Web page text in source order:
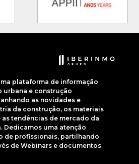
plataforma de informação
urbana e construção
as novidades e
da construção, os materiais
as tendências de mercado da
Dedicamos uma atenção
de profissionais, partilhando
de Webinars e documentos